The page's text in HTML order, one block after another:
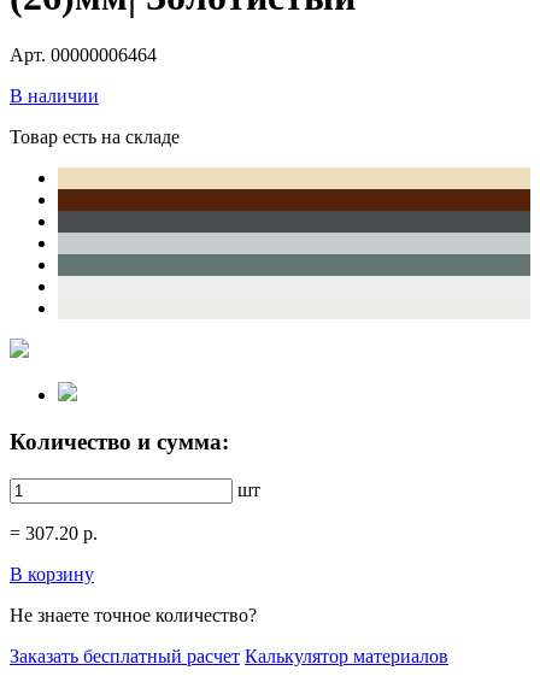
Арт. 00000006464
В наличии
Товар есть на складе
Количество и сумма:
шт
= 307.20 р.
В корзину
Не знаете точное количество?
Заказать бесплатный расчет Калькулятор материалов